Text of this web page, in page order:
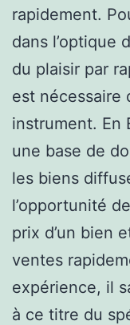
rapidement.
dans l’optique
du plaisir par
est nécessaire
instrument.
une base de
les biens
l’opportunité
prix d’un bien
ventes
expérience, il
à ce titre du